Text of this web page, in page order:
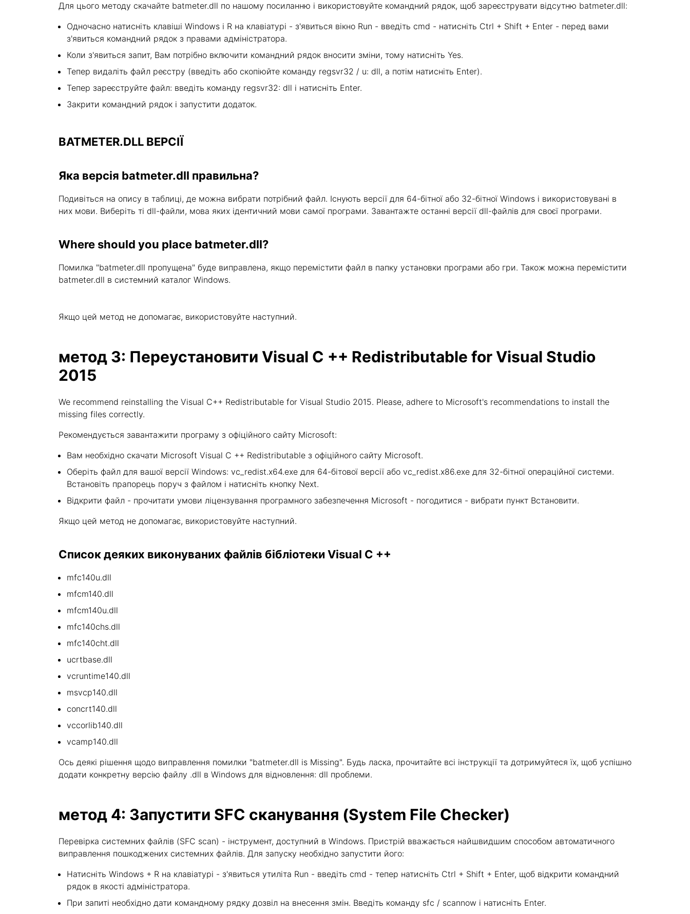
Для цього методу скачайте batmeter.dll по нашому посиланню і використовуйте командний рядок, щоб зареєструвати відсутню batmeter.dll:
Одночасно натисніть клавіші Windows і R на клавіатурі - з'явиться вікно Run - введіть cmd - натисніть Ctrl + Shift + Enter - перед вами
з'явиться командний рядок з правами адміністратора.
Коли з'явиться запит, Вам потрібно включити командний рядок вносити зміни, тому натисніть Yes.
Тепер видаліть файл реєстру (введіть або скопіюйте команду regsvr32 / u: dll, а потім натисніть Enter).
Тепер зареєструйте файл: введіть команду regsvr32: dll і натисніть Enter.
Закрити командний рядок і запустити додаток.
BATMETER.DLL ВЕРСІЇ
Яка версія batmeter.dll правильна?
Подивіться на опису в таблиці, де можна вибрати потрібний файл. Існують версії для 64-бітної або 32-бітної Windows і використовувані в
них мови. Виберіть ті dll-файли, мова яких ідентичний мови самої програми. Завантажте останні версії dll-файлів для своєї програми.
Where should you place batmeter.dll?
Помилка "batmeter.dll пропущена" буде виправлена, якщо перемістити файл в папку установки програми або гри. Також можна перемістити
batmeter.dll в системний каталог Windows.
Якщо цей метод не допомагає, використовуйте наступний.
метод 3: Переустановити Visual C ++ Redistributable for Visual Studio
2015
We recommend reinstalling the Visual C++ Redistributable for Visual Studio 2015. Please, adhere to Microsoft's recommendations to install the
missing files correctly.
Рекомендується завантажити програму з офіційного сайту Microsoft:
Вам необхідно скачати Microsoft Visual C ++ Redistributable з офіційного сайту Microsoft.
Оберіть файл для вашої версії Windows: vc_redist.x64.exe для 64-бітової версії або vc_redist.x86.exe для 32-бітної операційної системи.
Встановіть прапорець поруч з файлом і натисніть кнопку Next.
Відкрити файл - прочитати умови ліцензування програмного забезпечення Microsoft - погодитися - вибрати пункт Встановити.
Якщо цей метод не допомагає, використовуйте наступний.
Список деяких виконуваних файлів бібліотеки Visual C ++
mfc140u.dll
mfcm140.dll
mfcm140u.dll
mfc140chs.dll
mfc140cht.dll
ucrtbase.dll
vcruntime140.dll
msvcp140.dll
concrt140.dll
vccorlib140.dll
vcamp140.dll
Ось деякі рішення щодо виправлення помилки "batmeter.dll is Missing". Будь ласка, прочитайте всі інструкції та дотримуйтеся їх, щоб успішно
додати конкретну версію файлу .dll в Windows для відновлення: dll проблеми.
метод 4: Запустити SFC сканування (System File Checker)
Перевірка системних файлів (SFC scan) - інструмент, доступний в Windows. Пристрій вважається найшвидшим способом автоматичного
виправлення пошкоджених системних файлів. Для запуску необхідно запустити його:
Натисніть Windows + R на клавіатурі - з'явиться утиліта Run - введіть cmd - тепер натисніть Ctrl + Shift + Enter, щоб відкрити командний
рядок в якості адміністратора.
При запиті необхідно дати командному рядку дозвіл на внесення змін. Введіть команду sfc / scannow і натисніть Enter.